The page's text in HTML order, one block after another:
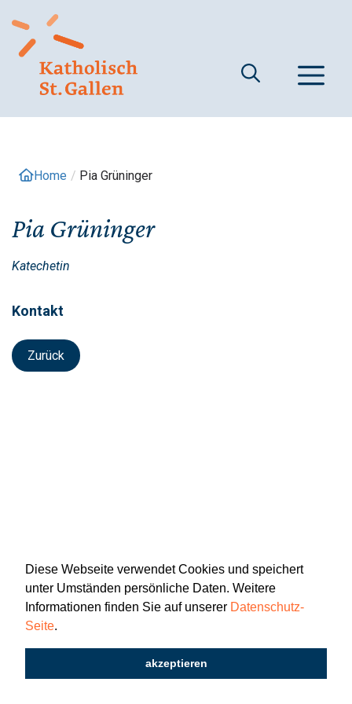
Diese Webseite verwendet Cookies und speichert
unter Umständen persönliche Daten. Weitere
Informationen finden Sie auf unserer Datenschutz-
Seite.
akzeptieren
zum
Inhalt
Home / Pia Grüninger
Pia Grüninger
Katechetin
Kontakt
Zurück
Newsletter Impressum
Datenschutz
2026 © Katholisch St. Gallen